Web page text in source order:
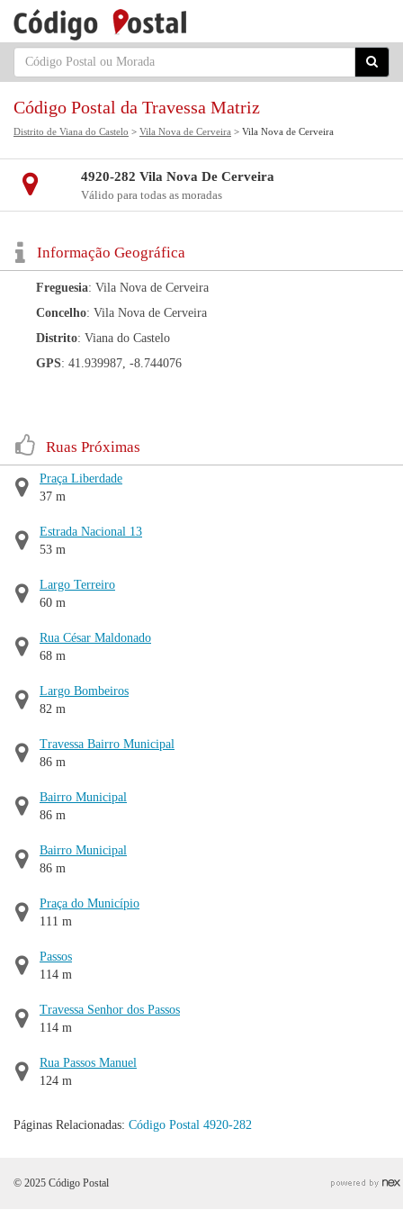
Código Postal da Travessa Matriz
Distrito de Viana do Castelo > Vila Nova de Cerveira > Vila Nova de Cerveira
4920-282 Vila Nova De Cerveira
Válido para todas as moradas
Informação Geográfica
Freguesia: Vila Nova de Cerveira
Concelho: Vila Nova de Cerveira
Distrito: Viana do Castelo
GPS: 41.939987, -8.744076
Ruas Próximas
Praça Liberdade
37 m
Estrada Nacional 13
53 m
Largo Terreiro
60 m
Rua César Maldonado
68 m
Largo Bombeiros
82 m
Travessa Bairro Municipal
86 m
Bairro Municipal
86 m
Bairro Municipal
86 m
Praça do Município
111 m
Passos
114 m
Travessa Senhor dos Passos
114 m
Rua Passos Manuel
124 m
Páginas Relacionadas: Código Postal 4920-282
© 2025 Código Postal